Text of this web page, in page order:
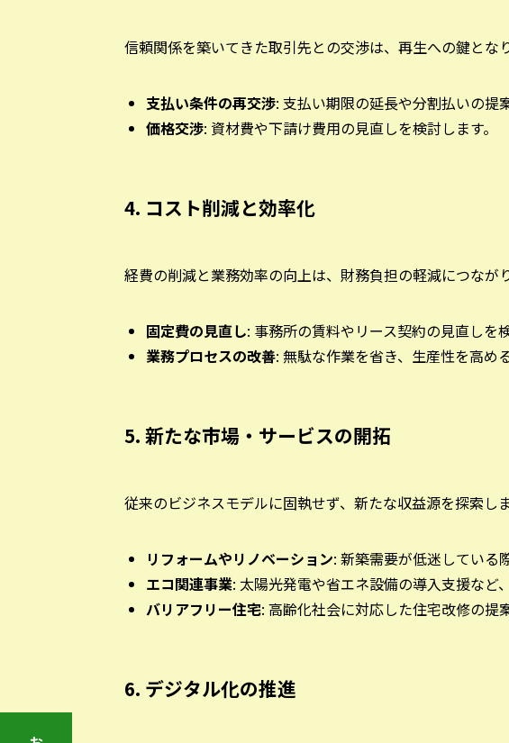
信頼関係を築いてきた取引先との交渉は、再生への鍵となり
支払い条件の再交渉: 支払い期限の延長や分割払いの提
価格交渉: 資材費や下請け費用の見直しを検討します。
4. コスト削減と効率化
経費の削減と業務効率の向上は、財務負担の軽減につながり
固定費の見直し: 事務所の賃料やリース契約の見直しを
業務プロセスの改善: 無駄な作業を省き、生産性を高め
5. 新たな市場・サービスの開拓
従来のビジネスモデルに固執せず、新たな収益源を探索しま
リフォームやリノベーション: 新築需要が低迷している
エコ関連事業: 太陽光発電や省エネ設備の導入支援など
バリアフリー住宅: 高齢化社会に対応した住宅改修の提案
6. デジタル化の推進